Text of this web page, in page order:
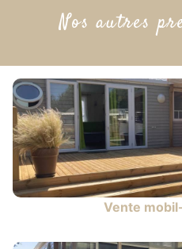
Nos autres
Vente